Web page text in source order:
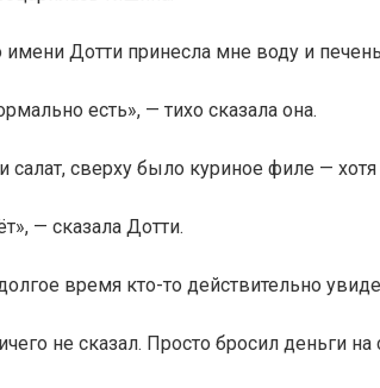
Дотти принесла мне воду и
есть», — тихо сказала она.
салат, сверху было куриное филе —
— сказала Дотти.
время кто-то действительно
не сказал. Просто бросил деньги